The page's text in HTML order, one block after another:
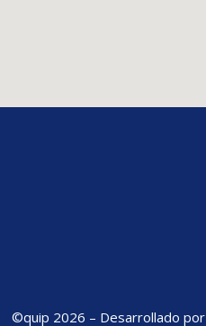
©quip 2026 – Desarrollado por